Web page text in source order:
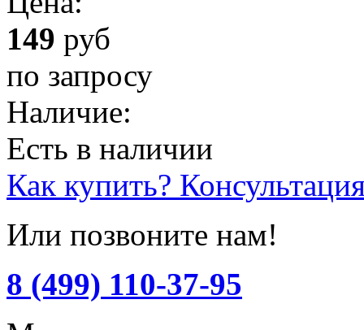
149 руб
по запросу
Наличие:
Есть в наличии
Как купить?
Или позвоните нам!
8 (499) 110-37-95